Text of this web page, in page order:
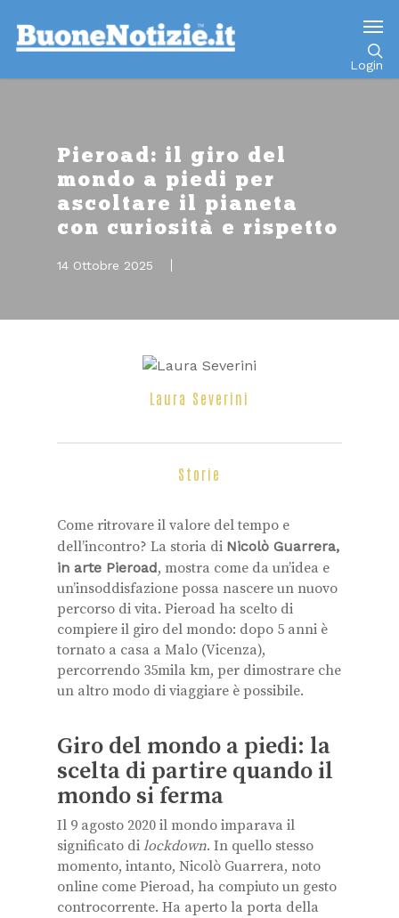
Login
Pieroad: il giro del
mondo a piedi per
ascoltare il pianeta
con curiosità e rispetto
14 Ottobre 2025
Laura Severini
Storie
Come ritrovare il valore del tempo e
dell’incontro? La storia di Nicolò Guarrera,
in arte Pieroad, mostra come da un’idea e
un’insoddisfazione possa nascere un nuovo
percorso di vita. Pieroad ha scelto di
compiere il giro del mondo: dopo 5 anni è
tornato a casa a Malo (Vicenza),
percorrendo 35mila km, per dimostrare che
un altro modo di viaggiare è possibile.
Giro del mondo a piedi: la
scelta di partire quando il
mondo si ferma
Il 9 agosto 2020 il mondo imparava il
significato di lockdown. In quello stesso
momento, intanto, Nicolò Guarrera, noto
online come Pieroad, ha compiuto un gesto
controcorrente. Ha aperto la porta della
Go to mobile version